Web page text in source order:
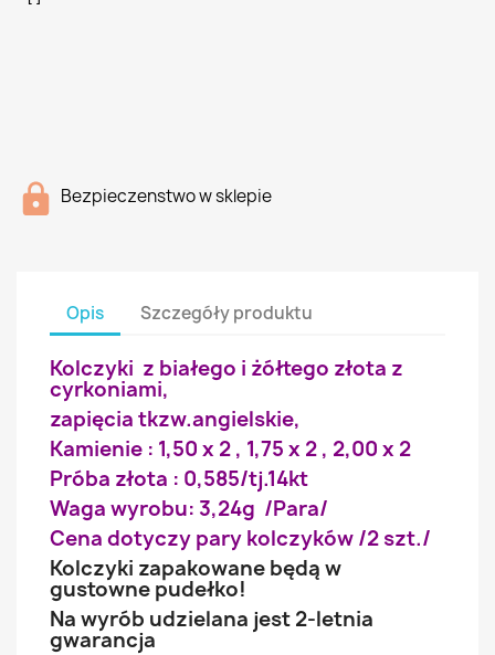
Bezpieczenstwo w sklepie
Opis Szczegóły produktu
Kolczyki z białego i żółtego złota z
cyrkoniami,
zapięcia tkzw.angielskie,
Kamienie : 1,50 x 2 , 1,75 x 2 , 2,00 x 2
Próba złota : 0,585/tj.14kt
Waga wyrobu: 3,24g /Para/
Cena dotyczy pary kolczyków /2 szt./
Kolczyki zapakowane będą w
gustowne pudełko!
Na wyrób udzielana jest 2-letnia
gwarancja